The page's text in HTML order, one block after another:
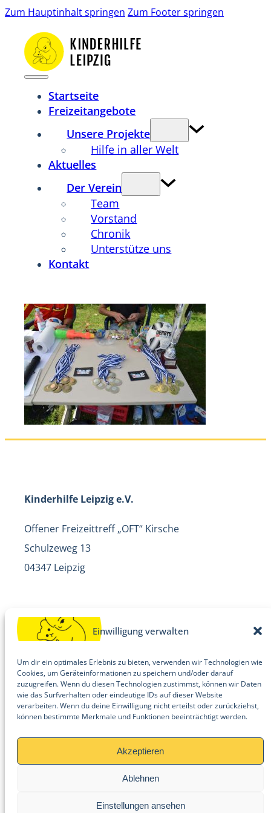
Einwilligung verwalten
Um dir ein optimales Erlebnis zu bieten, verwenden wir Technologien wie
Cookies, um Geräteinformationen zu speichern und/oder darauf
zuzugreifen. Wenn du diesen Technologien zustimmst, können wir Daten
wie das Surfverhalten oder eindeutige IDs auf dieser Website
verarbeiten. Wenn du deine Einwilligung nicht erteilst oder zurückziehst,
können bestimmte Merkmale und Funktionen beeinträchtigt werden.
Akzeptieren
Ablehnen
Einstellungen ansehen
Zum Hauptinhalt springen Zum Footer springen
Startseite
Freizeitangebote
Unsere Projekte
Hilfe in aller Welt
Aktuelles
Der Verein
Team
Vorstand
Chronik
Unterstütze uns
Kontakt
Kinderhilfe Leipzig e.V.
Offener Freizeittreff „OFT“ Kirsche
Schulzeweg 13
04347 Leipzig
Ansprechpartner:
Telefon: 0341 4211740
kontakt@kinderhilfe-leipzig.de